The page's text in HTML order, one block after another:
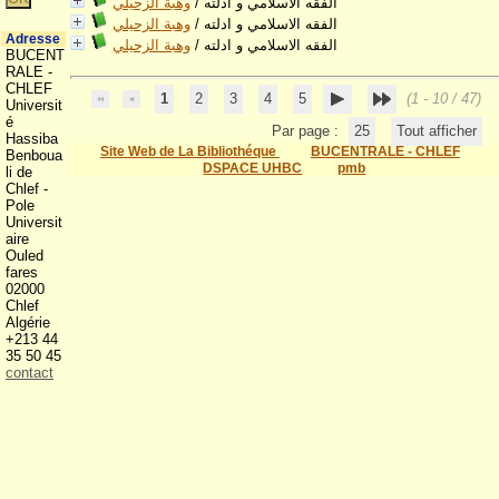
الفقه الاسلامي و ادلته /وهبة الزحيلي
الفقه الاسلامي و ادلته /وهبة الزحيلي
1 2 3 4 5
(1 - 10 / 47)
Par page :
25 Tout afficher
Site Web de La Bibliothéque
BUCENTRALE - CHLEF
DSPACE UHBC
pmb
Adresse
BUCENT
RALE -
CHLEF
Universit
é
Hassiba
Benboua
li de
Chlef -
Pole
Universit
aire
Ouled
fares
02000
Chlef
Algérie
+213 44
35 50 45
contact